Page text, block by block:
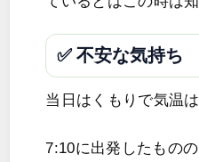
✅ 不安な気持ち
当日はくもりで気温
7:10に出発したもの